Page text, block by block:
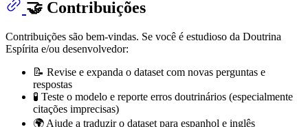
🤝 Contribuições
Contribuições são bem-vindas. Se você é estudioso da Doutrina
Espírita e/ou desenvolvedor:
📝 Revise e expanda o dataset com novas perguntas e
respostas
🧪 Teste o modelo e reporte erros doutrinários (especialmente
citações imprecisas)
🌍 Ajude a traduzir o dataset para espanhol e inglês